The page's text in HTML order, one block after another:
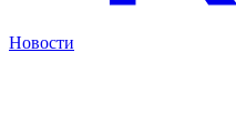
Новости